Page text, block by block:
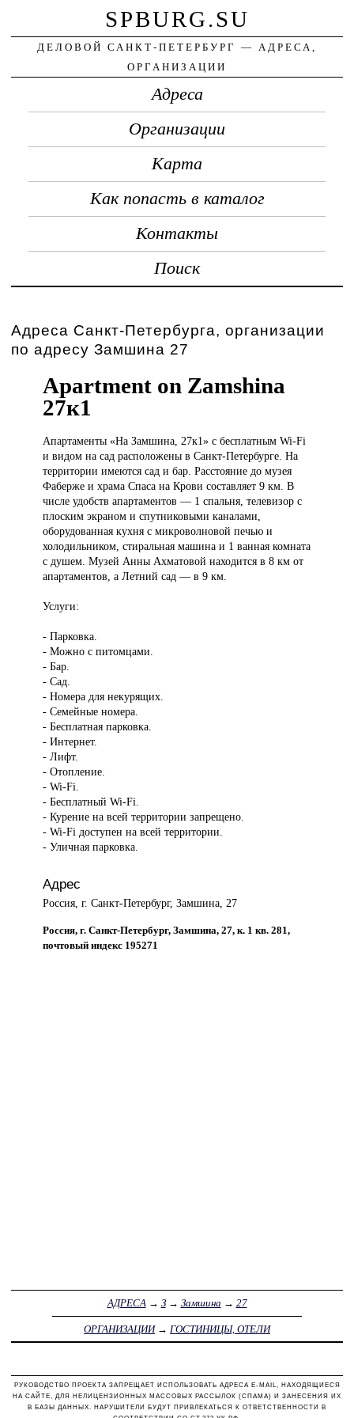
SPBURG.SU
ДЕЛОВОЙ САНКТ-ПЕТЕРБУРГ — АДРЕСА,
ОРГАНИЗАЦИИ
Адреса
Организации
Карта
Как попасть в каталог
Контакты
Поиск
Адреса Санкт-Петербурга, организации
по адресу Замшина 27
Apartment on Zamshina
27к1
Апартаменты «НаЗамшина, 27к1» с бесплатным Wi-Fi
и видом на сад расположены в Санкт-Петербурге. На
территории имеются сад и бар. Расстояние до музея
Фаберже и храма Спаса на Крови составляет 9 км. В
числе удобств апартаментов — 1 спальня, телевизор с
плоским экраном и спутниковыми каналами,
оборудованная кухня с микроволновой печью и
холодильником, стиральная машина и 1 ванная комната
с душем. Музей Анны Ахматовой находится в 8 км от
апартаментов, а Летний сад — в 9 км.
Услуги:
- Парковка.
- Можно с питомцами.
- Бар.
- Сад.
- Номера для некурящих.
- Семейные номера.
- Бесплатная парковка.
- Интернет.
- Лифт.
- Отопление.
- Wi-Fi.
- Бесплатный Wi-Fi.
- Курение на всей территории запрещено.
- Wi-Fi доступен на всей территории.
- Уличная парковка.
Адрес
Россия, г. Санкт-Петербург, Замшина, 27
Россия, г. Санкт-Петербург, Замшина, 27, к. 1 кв. 281,
почтовый индекс 195271
АДРЕСА→ З→ Замшина → 27
ОРГАНИЗАЦИИ→ ГОСТИНИЦЫ, ОТЕЛИ
РУКОВОДСТВО ПРОЕКТА ЗАПРЕЩАЕТ ИСПОЛЬЗОВАТЬ АДРЕСА E-MAIL, НАХОДЯЩИЕСЯ
НА САЙТЕ, ДЛЯ НЕЛИЦЕНЗИОННЫХ МАССОВЫХ РАССЫЛОК (СПАМА) И ЗАНЕСЕНИЯ ИХ
В БАЗЫ ДАННЫХ. НАРУШИТЕЛИ БУДУТ ПРИВЛЕКАТЬСЯ К ОТВЕТСТВЕННОСТИ В